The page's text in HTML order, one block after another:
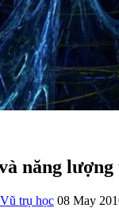
năng lượng
Vũ trụ học 08 May